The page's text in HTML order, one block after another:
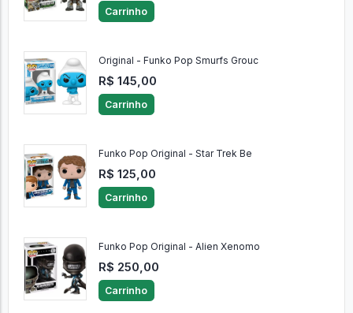
Carrinho
Original - Funko Pop Smurfs Grouc
R$ 145,00
Carrinho
Funko Pop Original - Star Trek Be
R$ 125,00
Carrinho
Funko Pop Original - Alien Xenomo
R$ 250,00
Carrinho